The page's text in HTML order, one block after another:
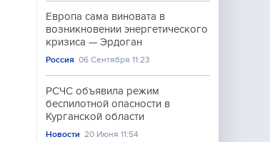
Европа сама виновата в
возникновении энергетического
кризиса — Эрдоган
Россия 06 Сентября 11:23
РСЧС объявила режим
беспилотной опасности в
Курганской области
Новости 20 Июня 11:54